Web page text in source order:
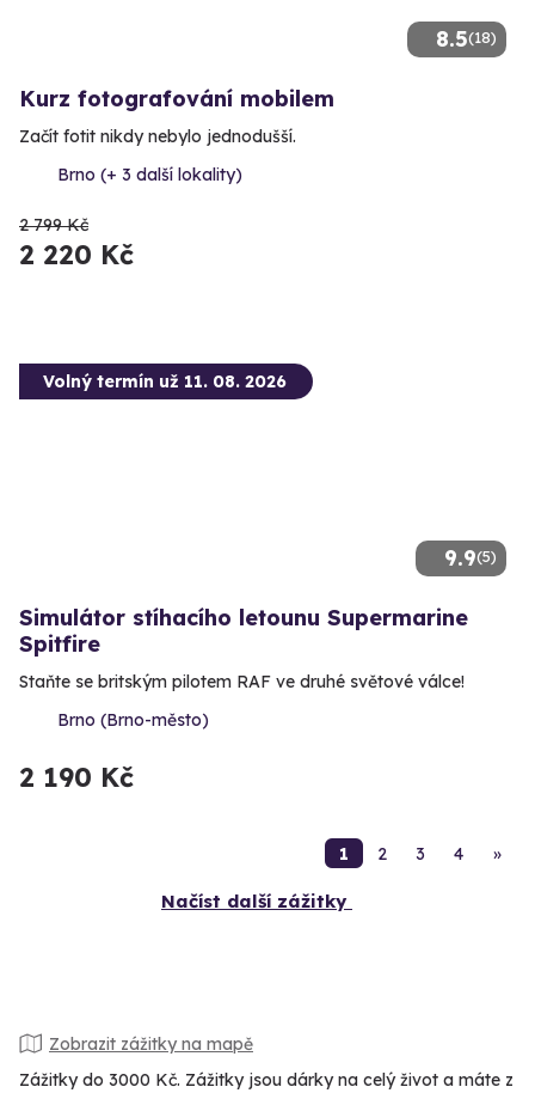
8.5(18)
Kurz fotografování mobilem
Začít fotit nikdy nebylo jednodušší.
Brno (+ 3 další lokality)
2 799 Kč
2 220 Kč
9.9(5)
Volný termín už 11. 08. 2026
Simulátor stíhacího letounu Supermarine
Spitfire
Staňte se britským pilotem RAF ve druhé světové válce!
Brno (Brno-město)
2 190 Kč
1 2 3 4 »
Načíst další zážitky
Zobrazit zážitky na mapě
Zážitky do 3000 Kč. Zážitky jsou dárky na celý život a máte z